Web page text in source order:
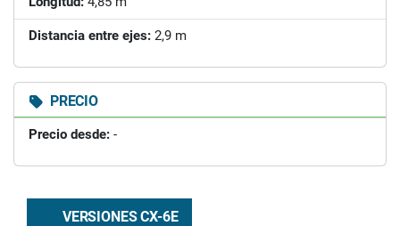
Distancia entre ejes: 2,9 m
PRECIO
Precio desde: -
VERSIONES CX-6E